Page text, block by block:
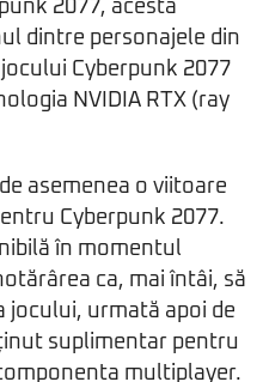
2077, acesta
dintre personajele din
Cyberpunk 2077
NVIDIA RTX (ray
asemenea o viitoare
Cyberpunk 2077.
în momentul
ca, mai întâi, să
jocului, urmată apoi de
suplimentar pentru
multiplayer.